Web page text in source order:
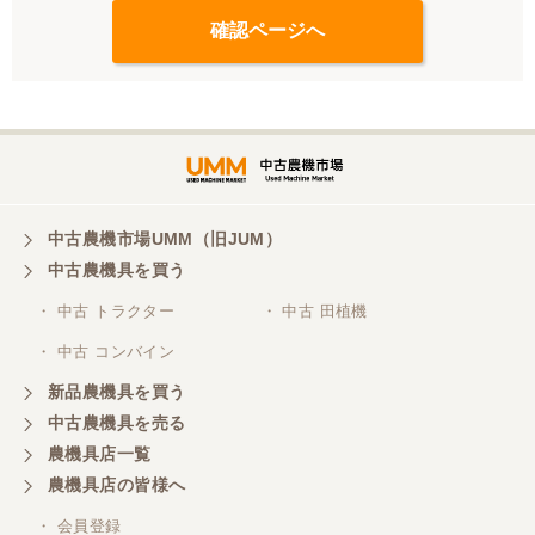
中古農機市場UMM（旧JUM）
中古農機具を買う
・ 中古 トラクター ・ 中古 田植機
・ 中古 コンバイン
新品農機具を買う
中古農機具を売る
農機具店一覧
農機具店の皆様へ
・ 会員登録